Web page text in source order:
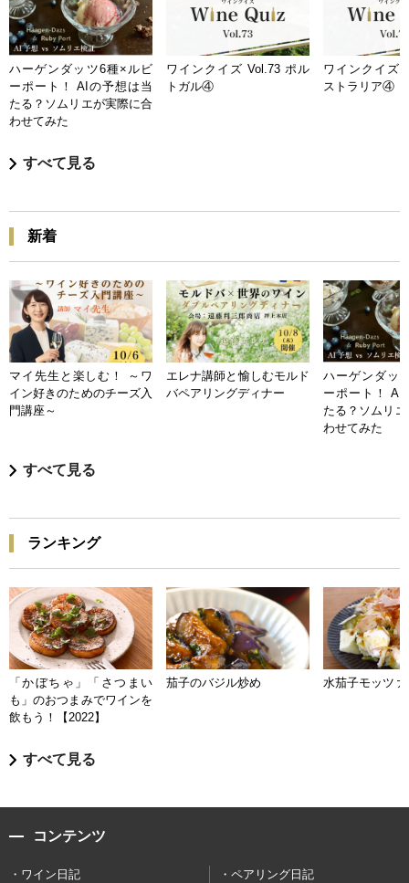
ハーゲンダッツ6種×ルビ
ーポート！ AIの予想は当
たる？ソムリエが実際に合
わせてみた
ワインクイズ Vol.73 ポル
トガル④
ワインクイズ
ストラリア④
すべて見る
新着
マイ先生と楽しむ！ ～ワ
イン好きのためのチーズ入
門講座～
エレナ講師と愉しむモルド
バペアリングディナー
ハーゲンダッ
ーポート！ AI
たる？ソムリ
わせてみた
すべて見る
ランキング
「かぼちゃ」「さつまい
も」のおつまみでワインを
飲もう！【2022】
茄子のバジル炒め 水茄子モッツァ
すべて見る
コンテンツ
ワイン日記
ペアリング日記